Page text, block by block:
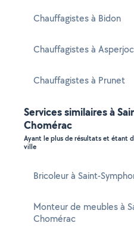
Chauffagistes à Bidon
Chauffagistes à Asperjoc
Chauffagistes à Prunet
Services similaires à
Chomérac
Ayant le plus de résultats et étant
ville
Bricoleur à Saint-
Monteur de meubles à
Chomérac